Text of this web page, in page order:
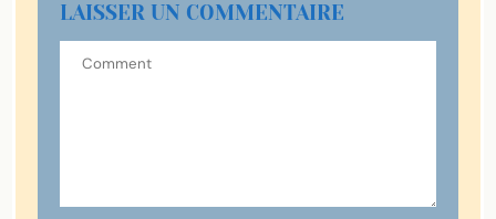
LAISSER UN COMMENTAIRE